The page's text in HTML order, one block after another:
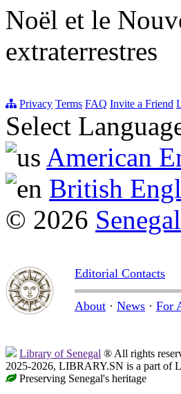
Noël et le
extraterrestres
Privacy Terms FAQ Invite a Friend
Select
American
British
© 2026
Editorial Contacts
About · News · For
Library of Senegal ® All rights
2025-2026, LIBRARY.SN is a part of
Preserving Senegal's heritage